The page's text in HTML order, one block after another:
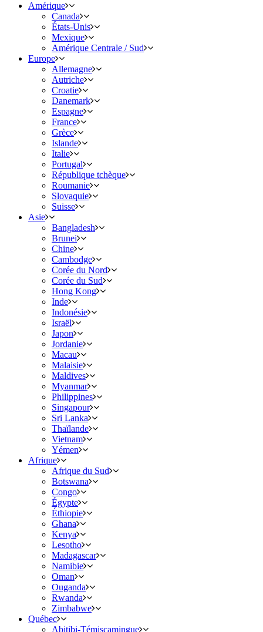
Amérique
Canada
États-Unis
Mexique
Amérique Centrale / Sud
Europe
Allemagne
Autriche
Croatie
Danemark
Espagne
France
Grèce
Islande
Italie
Portugal
République tchèque
Roumanie
Slovaquie
Suisse
Asie
Bangladesh
Brunei
Chine
Cambodge
Corée du Nord
Corée du Sud
Hong Kong
Inde
Indonésie
Israël
Japon
Jordanie
Macau
Malaisie
Maldives
Myanmar
Philippines
Singapour
Sri Lanka
Thaïlande
Vietnam
Yémen
Afrique
Afrique du Sud
Botswana
Congo
Égypte
Éthiopie
Ghana
Kenya
Lesotho
Madagascar
Namibie
Oman
Ouganda
Rwanda
Zimbabwe
Québec
Abitibi-Témiscamingue